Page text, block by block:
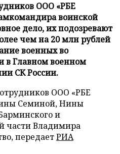
ООО «РБЕ
воинской
дело, их подозревают
чем на 20 млн рублей
военных во
в Главном военном
СК России.
ООО «РБЕ
Семиной, Нины
и
части Владимира
передаетРИА